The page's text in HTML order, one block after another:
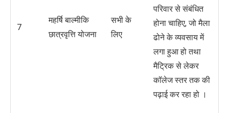
7
महर्षि बाल्मीकि
छात्रवृत्ति योजना
सभी के
लिए
परिवार से संबंधित
होना चाहिए, जो मैला
ढोने के व्यवसाय में
लगा हुआ हो तथा
मैट्रिक से लेकर
कॉलेज स्तर तक की
पढ़ाई कर रहा हो ।